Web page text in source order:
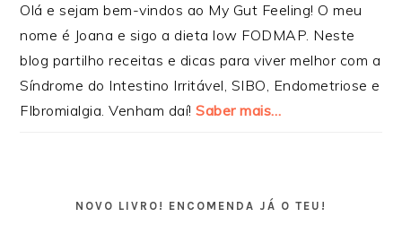
Olá e sejam bem-vindos ao My Gut Feeling! O meu
nome é Joana e sigo a dieta low FODMAP. Neste
blog partilho receitas e dicas para viver melhor com a
Síndrome do Intestino Irritável, SIBO, Endometriose e
FIbromialgia. Venham daí!Saber mais…
NOVO LIVRO! ENCOMENDA JÁ O TEU!